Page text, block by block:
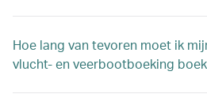
Hoe lang van tevoren moet ik
vlucht- en veerbootboeking